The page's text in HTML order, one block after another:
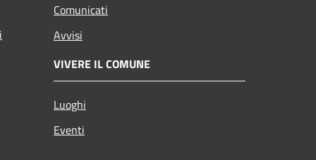
Comunicati
Avvisi
VIVERE IL COMUNE
Luoghi
Eventi